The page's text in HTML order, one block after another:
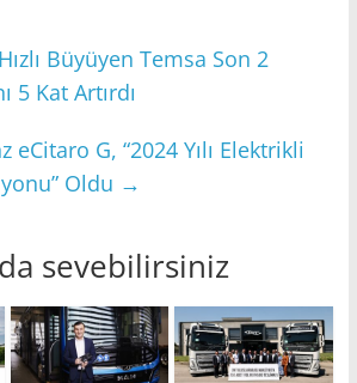
Büyüyen Temsa Son 2
5 Kat Artırdı
eCitaro G, “2024 Yılı Elektrikli
Oldu →
sevebilirsiniz